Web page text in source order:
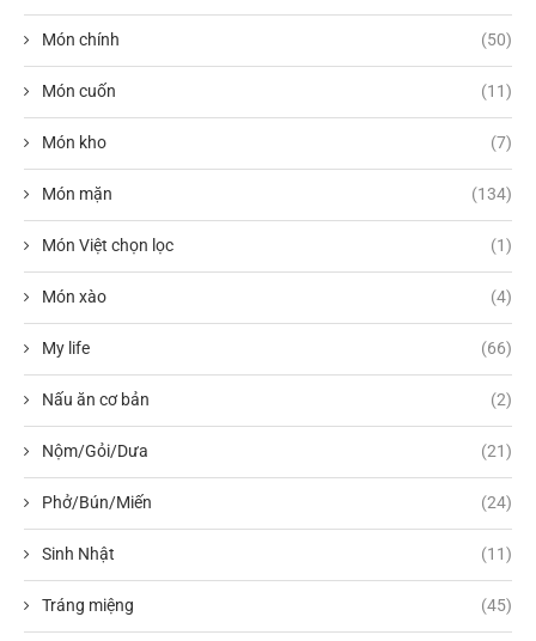
Món chính (50)
Món cuốn (11)
Món kho (7)
Món mặn (134)
Món Việt chọn lọc (1)
Món xào (4)
My life (66)
Nấu ăn cơ bản (2)
Nộm/Gỏi/Dưa (21)
Phở/Bún/Miến (24)
Sinh Nhật (11)
Tráng miệng (45)